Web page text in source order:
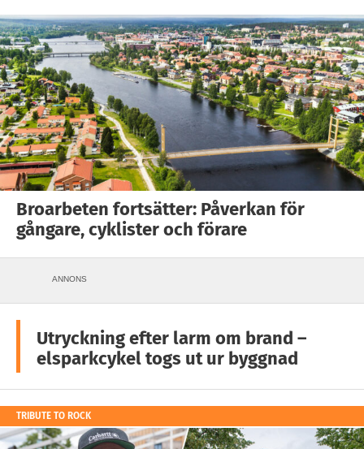
Broarbeten fortsätter: Påverkan för
gångare, cyklister och förare
ANNONS
Utryckning efter larm om brand –
elsparkcykel togs ut ur byggnad
TRIBUTE TO ROCK